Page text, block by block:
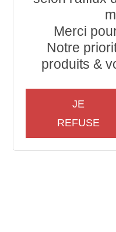
Merci
Notre
produits &
JE
REFUSE